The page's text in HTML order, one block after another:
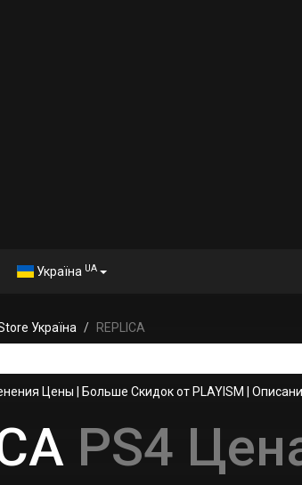
Україна UA
Україна REPLICA
Цены Больше Скидок от PLAYISM
PS4